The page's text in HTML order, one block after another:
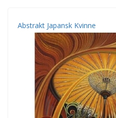
Abstrakt Japansk Kvinne